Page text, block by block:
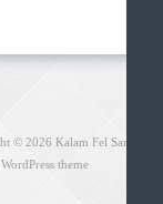
© 2026 Kalam Fel
WordPress theme